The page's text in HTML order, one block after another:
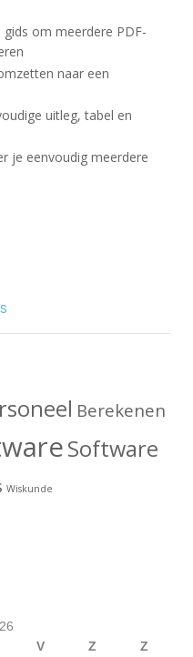
om meerdere PDF-
naar een
uitleg, tabel en
je eenvoudig meerdere
Berekenen
Software
Wiskunde
V Z Z